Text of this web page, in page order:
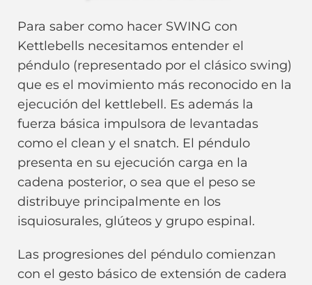
Para saber como hacer SWING con
Kettlebells necesitamos entender el
péndulo (representado por el clásico swing)
que es el movimiento más reconocido en la
ejecución del kettlebell. Es además la
fuerza básica impulsora de levantadas
como el clean y el snatch. El péndulo
presenta en su ejecución carga en la
cadena posterior, o sea que el peso se
distribuye principalmente en los
isquiosurales, glúteos y grupo espinal.
Las progresiones del péndulo comienzan
con el gesto básico de extensión de cadera